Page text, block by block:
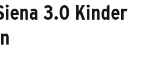
3.0 Kinder